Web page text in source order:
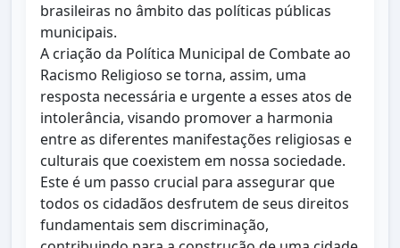
brasileiras no âmbito das políticas públicas
municipais.
A criação da Política Municipal de Combate ao
Racismo Religioso se torna, assim, uma
resposta necessária e urgente a esses atos de
intolerância, visando promover a harmonia
entre as diferentes manifestações religiosas e
culturais que coexistem em nossa sociedade.
Este é um passo crucial para assegurar que
todos os cidadãos desfrutem de seus direitos
fundamentais sem discriminação,